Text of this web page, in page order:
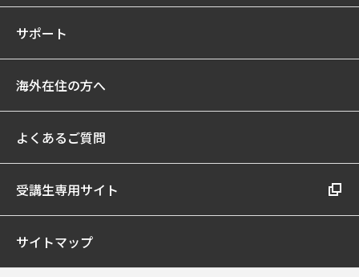
サポート
海外在住の方へ
よくあるご質問
受講生専用サイト
サイトマップ